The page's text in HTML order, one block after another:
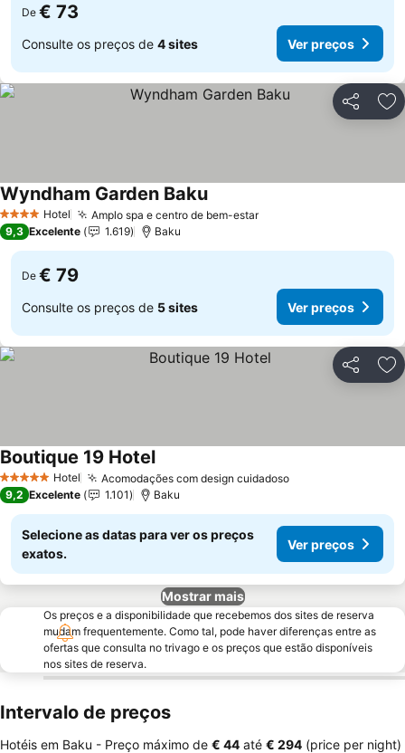
De € 73
Consulte os preços de 4 sites Ver preços
Partilhar
4 EstrelasHotel Amplo spa e centro de bem-estarVer preços
Wyndham Garden BakuVer preços
9,3 Excelente 1.619 Baku
De € 79
Consulte os preços de 5 sites Ver preços
Partilhar
5 Estrelas Hotel Acomodações com design cuidadosoVer preços
Boutique 19 HotelVer preços
9,2 Excelente 1.101 Baku
Selecione as datas para ver os preços
exatos.
Ver preços
Mostrar mais
Os preços e a disponibilidade que recebemos dos sites de reserva
mudam frequentemente. Como tal, pode haver diferenças entre as
ofertas que consulta no trivago e os preços que estão disponíveis
nos sites de reserva.
Intervalo de preços
Hotéis em Baku - Preço máximo de ‎€ 44 até ‎€ 294 (price per night)